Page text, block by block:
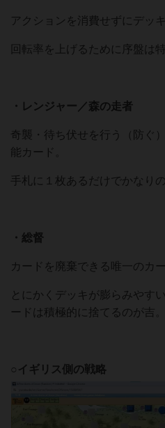
アクションを消費せずにデッ
回転率を上げるために序盤は
・レンジャー／森の走者
奇襲・待ち伏せを行う（防ぐ
能カード。
手札に１枚あるだけでかなり
・総督
カードを廃棄できる唯一のカー
とにかくデッキが膨らみやす
ードは積極的に捨てるのが吉。
○イギリス側の戦略